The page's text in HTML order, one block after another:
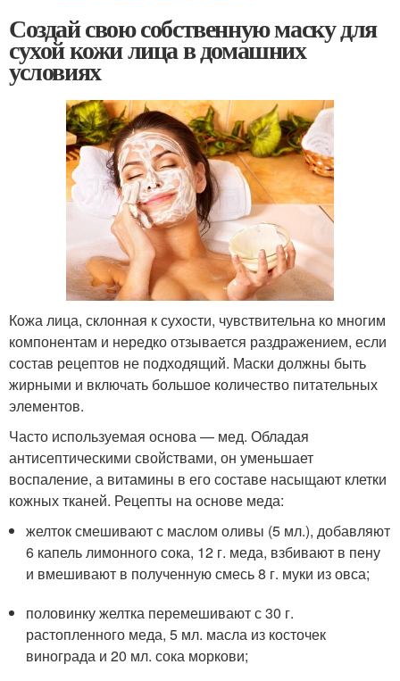
Создай свою собственную маску для
сухой кожи лица в домашних
условиях
Кожа лица, склонная к сухости, чувствительна ко многим
компонентам и нередко отзывается раздражением, если
состав рецептов не подходящий. Маски должны быть
жирными и включать большое количество питательных
элементов.
Часто используемая основа — мед. Обладая
антисептическими свойствами, он уменьшает
воспаление, а витамины в его составе насыщают клетки
кожных тканей. Рецепты на основе меда:
желток смешивают с маслом оливы (5 мл.), добавляют
6 капель лимонного сока, 12 г. меда, взбивают в пену
и вмешивают в полученную смесь 8 г. муки из овса;
половинку желтка перемешивают с 30 г.
растопленного меда, 5 мл. масла из косточек
винограда и 20 мл. сока моркови;